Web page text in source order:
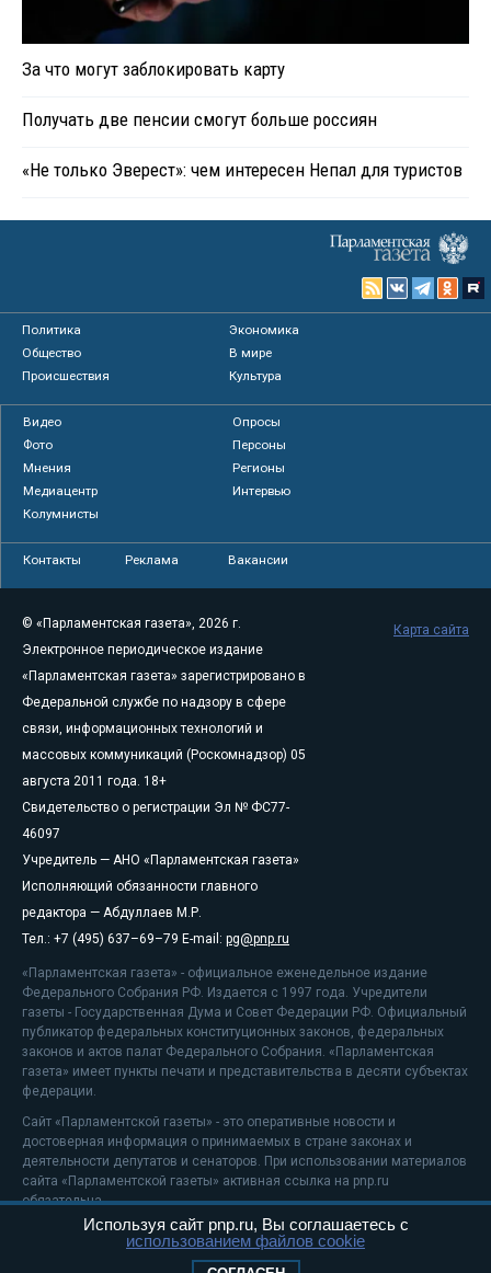
За что могут заблокировать карту
Получать две пенсии смогут больше россиян
«Не только Эверест»: чем интересен Непал для туристов
Политика
Экономика
Общество
В мире
Происшествия
Культура
Видео
Опросы
Фото
Персоны
Мнения
Регионы
Медиацентр
Интервью
Колумнисты
Контакты Реклама Вакансии
© «Парламентская газета», 2026 г.
Электронное периодическое издание
«Парламентская газета» зарегистрировано в
Федеральной службе по надзору в сфере
связи, информационных технологий и
массовых коммуникаций (Роскомнадзор) 05
августа 2011 года. 18+
Свидетельство о регистрации Эл № ФС77-
46097
Учредитель — АНО «Парламентская газета»
Исполняющий обязанности главного
редактора — Абдуллаев М.Р.
Тел.: +7 (495) 637–69–79 E-mail: pg@pnp.ru
«Парламентская газета» - официальное еженедельное издание
Федерального Собрания РФ. Издается с 1997 года. Учредители
газеты - Государственная Дума и Совет Федерации РФ. Официальный
публикатор федеральных конституционных законов, федеральных
законов и актов палат Федерального Собрания. «Парламентская
газета» имеет пункты печати и представительства в десяти субъектах
федерации.
Сайт «Парламентской газеты» - это оперативные новости и
достоверная информация о принимаемых в стране законах и
деятельности депутатов и сенаторов. При использовании материалов
сайта «Парламентской газеты» активная ссылка на pnp.ru
обязательна.
На информационном ресурсе применяютсярекомендательные
Карта сайта
Используя сайт pnp.ru, Вы соглашаетесь с
использованием файлов cookie